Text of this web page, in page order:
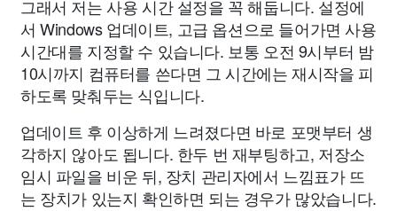
그래서 저는 사용 시간 설정을 꼭 해둡니다. 설정에
서 Windows 업데이트, 고급 옵션으로 들어가면 사용
시간대를 지정할 수 있습니다. 보통 오전 9시부터 밤
10시까지 컴퓨터를 쓴다면 그 시간에는 재시작을 피
하도록 맞춰두는 식입니다.
업데이트 후 이상하게 느려졌다면 바로 포맷부터 생
각하지 않아도 됩니다. 한두 번 재부팅하고, 저장소
임시 파일을 비운 뒤, 장치 관리자에서 느낌표가 뜨
는 장치가 있는지 확인하면 되는 경우가 많았습니다.